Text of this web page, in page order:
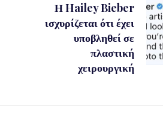
Η Hailey Bieber
ισχυρίζεται ότι έχει
υποβληθεί σε
πλαστική
χειρουργική